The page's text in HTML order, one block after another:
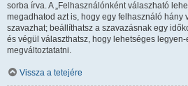
sorba írva. A „Felhasználónként válaszható
megadhatod azt is, hogy egy felhasználó hány
szavazhat; beállíthatsz a szavazásnak egy
és végül választhatsz, hogy lehetséges
megváltoztatatni.
Vissza a tetejére